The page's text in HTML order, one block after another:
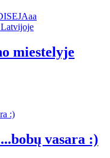
miestelyje
vasara :)